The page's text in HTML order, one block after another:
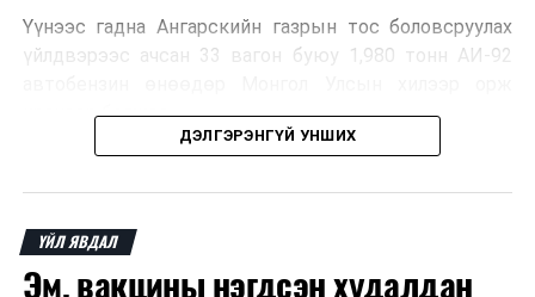
Үүнээс гадна Ангарскийн газрын тос боловсруулах
үйлдвэрээс ачсан 33 вагон буюу 1,980 тонн АИ-92
ирэхээр болжээ.
шатахуун импортлогч аж ахуйн нэгжүүд хамтран
турш тасралтгүй хүргэж, хангамжийг хэвийн
болгохоор ажиллаж байна.
ДЭЛГЭРЭНГҮЙ УНШИХ
ҮЙЛ ЯВДАЛ
Эм, вакцины нэгдсэн худалдан